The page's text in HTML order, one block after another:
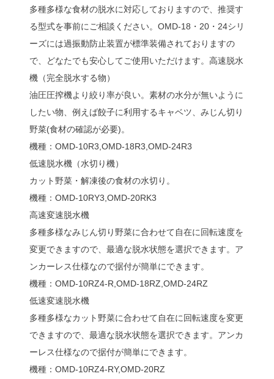
多種多様な食材の脱水に対応しておりますので、推奨す
る型式を事前にご相談ください。OMD-18・20・24シリ
ーズには過振動防止装置が標準装備されておりますの
で、どなたでも安心してご使用いただけます。高速脱水
機（完全脱水する物）
油圧圧搾機より絞り率が良い。素材の水分が無いように
したい物、例えば餃子に利用するキャベツ、みじん切り
野菜(食材の確認が必要)。
機種：OMD-10R3,OMD-18R3,OMD-24R3
低速脱水機（水切り機）
カット野菜・解凍後の食材の水切り。
機種：OMD-10RY3,OMD-20RK3
高速変速脱水機
多種多様なみじん切り野菜に合わせて自在に回転速度を
変更できますので、最適な脱水状態を選択できます。ア
ンカーレス仕様なので据付が簡単にできます。
機種：OMD-10RZ4-R,OMD-18RZ,OMD-24RZ
低速変速脱水機
多種多様なカット野菜に合わせて自在に回転速度を変更
できますので、最適な脱水状態を選択できます。アンカ
ーレス仕様なので据付が簡単にできます。
機種：OMD-10RZ4-RY,OMD-20RZ